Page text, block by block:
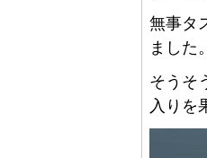
無事タ
ました。
そうそ
入りを